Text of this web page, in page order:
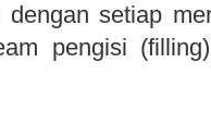
setiap
pengisi